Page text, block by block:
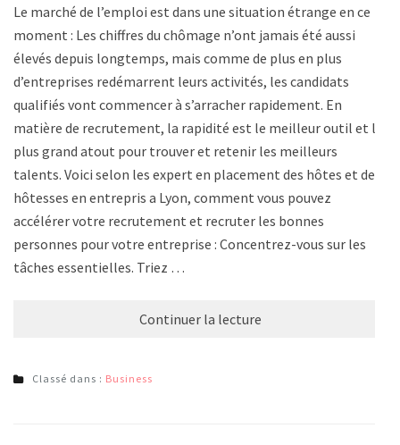
Le marché de l’emploi est dans une situation étrange en ce
moment : Les chiffres du chômage n’ont jamais été aussi
élevés depuis longtemps, mais comme de plus en plus
d’entreprises redémarrent leurs activités, les candidats
qualifiés vont commencer à s’arracher rapidement. En
matière de recrutement, la rapidité est le meilleur outil et le
plus grand atout pour trouver et retenir les meilleurs
talents. Voici selon les expert en placement des hôtes et des
hôtesses en entrepris a Lyon, comment vous pouvez
accélérer votre recrutement et recruter les bonnes
personnes pour votre entreprise : Concentrez-vous sur les
tâches essentielles. Triez …
Continuer la lecture
Classé dans : Business